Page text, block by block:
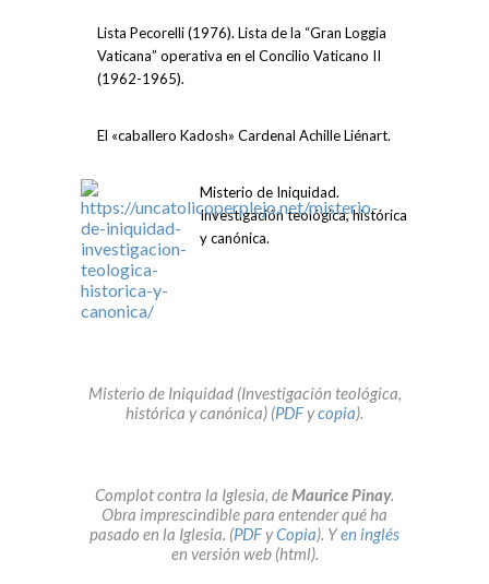
Lista Pecorelli (1976). Lista de la “Gran Loggia
Vaticana” operativa en el Concilio Vaticano II
(1962-1965).
El «caballero Kadosh» Cardenal Achille Liénart.
Misterio de Iniquidad.
Investigación teológica, histórica
y canónica.
Misterio de Iniquidad (Investigación teológica,
histórica y canónica) (PDFycopia).
Complot contra la Iglesia, deMaurice Pinay.
Obra imprescindible para entender qué ha
pasado en la Iglesia. (PDFyCopia). Yen inglés
en versión web (html).